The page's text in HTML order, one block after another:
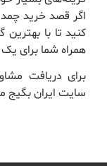
اگر قصد خرید
کنید تا با بهترین
همراه شما برای
برای دریافت
سایت ایران بگیج